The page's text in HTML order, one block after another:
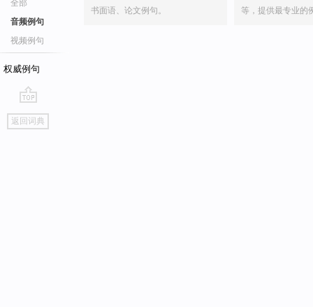
全部
音频例句
视频例句
权威例句
go
top
返回词典
书面语、论文例句。
等，提供最专业的